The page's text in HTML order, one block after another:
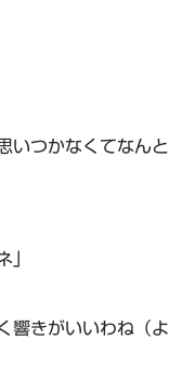
いつかなくてなん
」
響きがいいわね（よ